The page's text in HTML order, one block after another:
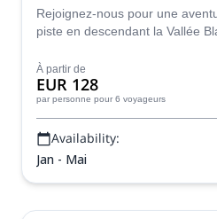
Rejoignez-nous pour une
piste en descendant la Vallée
du monde et laissez-vous
couper le souffle lors de la
À partir de
EUR 128
par personne pour 6 voyageurs
Availability:
Jan - Mai